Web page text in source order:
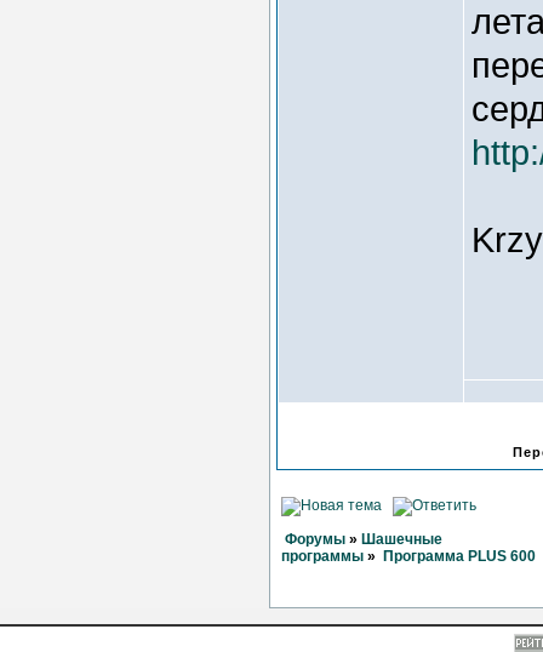
Форумы » Шашечные
программы » Программа PLUS 600